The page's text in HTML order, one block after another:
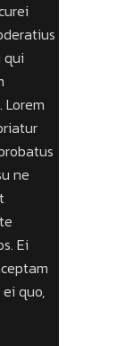
qui
ne
Ei
quo,